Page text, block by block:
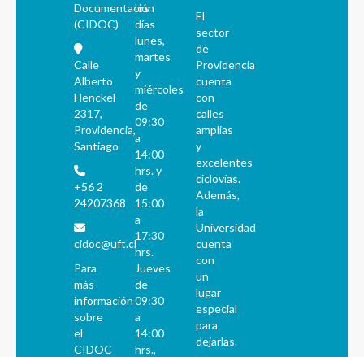
Documentación
(CIDOC)
Calle
Alberto
Henckel
2317,
Providencia,
Santiago
+56 2
24207368
cidoc@uft.cl
Para
más
información
sobre
el
CIDOC
los
días
lunes,
martes
y
miércoles
de
09:30
a
14:00
hrs. y
de
15:00
a
17:30
hrs.
Jueves
de
09:30
a
14:00
hrs.,
El
sector
de
Providencia
cuenta
con
calles
amplias
y
excelentes
ciclovías.
Además,
la
Universidad
cuenta
con
un
lugar
especial
para
dejarlas.